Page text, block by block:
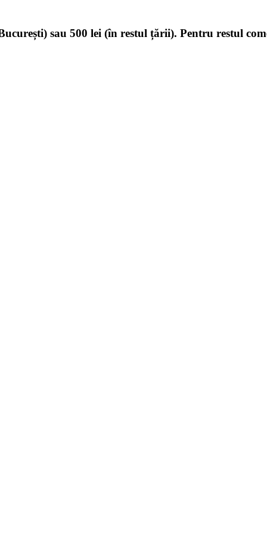
sau 500 lei (în restul țării). Pentru restul